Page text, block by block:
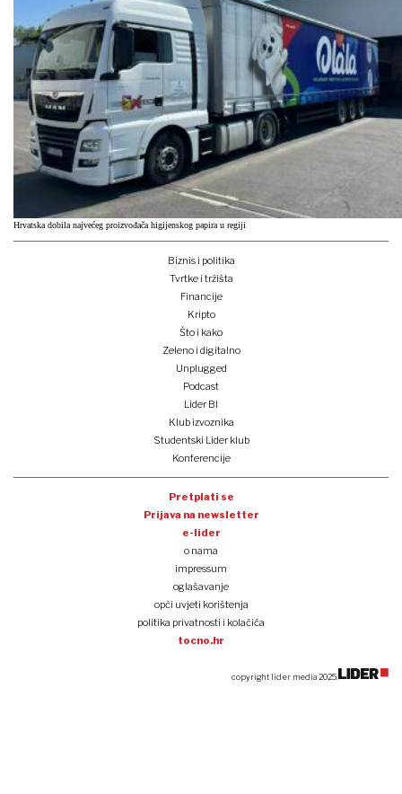
Hrvatska dobila najvećeg proizvođača higijenskog papira u regiji
Biznis i politika
Tvrtke i tržišta
Financije
Kripto
Što i kako
Zeleno i digitalno
Unplugged
Podcast
Lider BI
Klub izvoznika
Studentski Lider klub
Konferencije
Pretplati se
Prijava na newsletter
e-lider
o nama
impressum
oglašavanje
opći uvjeti korištenja
politika privatnosti i kolačića
tocno.hr
copyright lider media 2025.